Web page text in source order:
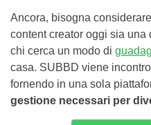
Ancora, bisogna
content creator oggi sia
chi cerca un modo di
casa. SUBBD viene
fornendo in una sola
gestione necessari per